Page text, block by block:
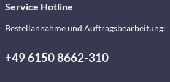
Service Hotline
Bestellannahme und Auftragsbearbeitung:
+49 6150 8662-310